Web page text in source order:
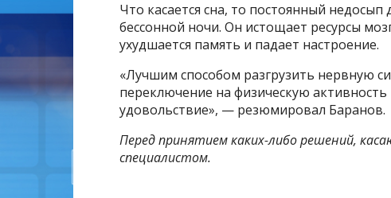
Что касается сна, то постоянный
бессонной ночи. Он истощает ресурсы
ухудшается память и падает настроение.
«Лучшим способом разгрузить нервную
переключение на физическую
удовольствие», — резюмировал Баранов.
Перед принятием каких-либо решений,
специалистом.